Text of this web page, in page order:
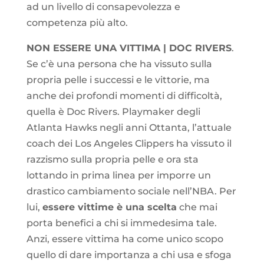
ad un livello di consapevolezza e
competenza più alto.
NON ESSERE UNA VITTIMA | DOC RIVERS.
Se c’è una persona che ha vissuto sulla
propria pelle i successi e le vittorie, ma
anche dei profondi momenti di difficoltà,
quella è Doc Rivers. Playmaker degli
Atlanta Hawks negli anni Ottanta, l’attuale
coach dei Los Angeles Clippers ha vissuto il
razzismo sulla propria pelle e ora sta
lottando in prima linea per imporre un
drastico cambiamento sociale nell’NBA. Per
lui, essere vittime è una scelta che mai
porta benefici a chi si immedesima tale.
Anzi, essere vittima ha come unico scopo
quello di dare importanza a chi usa e sfoga